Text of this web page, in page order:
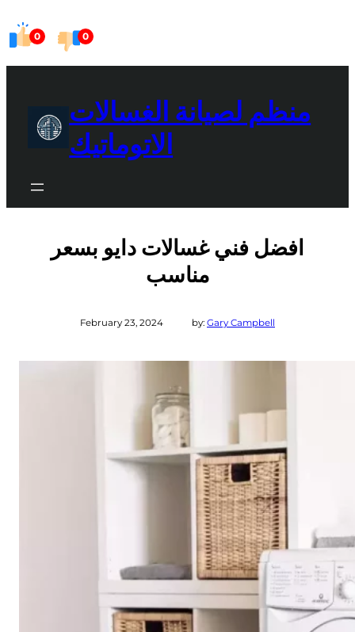
0 0
منظم لصيانة الغسالات
الاتوماتيك
افضل فني غسالات دايو بسعر
مناسب
February 23, 2024 by: Gary Campbell